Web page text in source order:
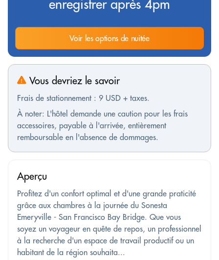
enregistrer après 4pm
Voir les options de nuitée
Vous devriez le savoir
Frais de stationnement : 9 USD + taxes.
À noter: L'hôtel demande une caution pour les frais
accessoires, payable à l'arrivée, entièrement
remboursable en l'absence de dommages.
Aperçu
Profitez d'un confort optimal et d'une grande praticité
grâce aux chambres à la journée du Sonesta
Emeryville - San Francisco Bay Bridge. Que vous
soyez un voyageur en quête de repos, un professionnel
à la recherche d'un espace de travail productif ou un
habitant de la région souhaita...